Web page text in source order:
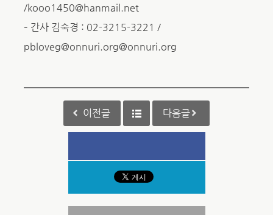
/kooo1450@hanmail.net
– 간사 김숙경 : 02-3215-3221 /
pbloveg@onnuri.org@onnuri.org
이전글 다음글